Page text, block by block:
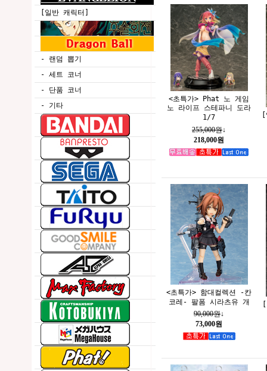
[일반 캐릭터]
- 랜덤 뽑기
- 세트 코너
- 단품 코너
- 기타
<초특가> Phat 노 게임
노 라이프 스테파니 도라
1/7
255,000원↓
218,000원
<초특가> 함대컬렉션 -칸
코레- 팔폼 시라츠유 개
90,000원↓
73,000원